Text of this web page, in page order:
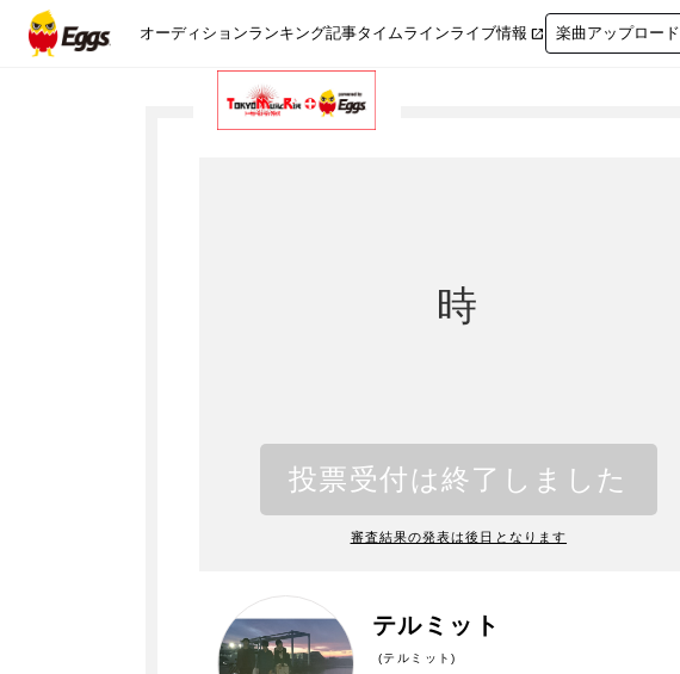
オーディションランキング記事タイムラインライブ情報  楽曲アップロード
時
投票受付は終了しました
審査結果の発表は後日となります
テルミット
(テルミット)